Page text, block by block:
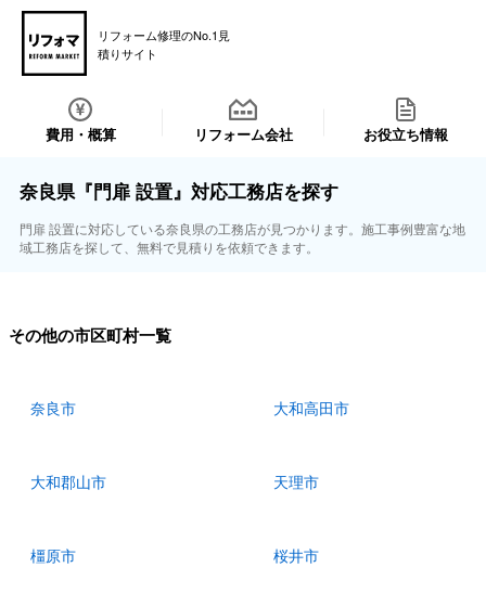
リフォーム修理のNo.1見
積りサイト
費用・概算 リフォーム会社 お役立ち情報
奈良県『門扉 設置』対応工務店を探す
門扉 設置に対応している奈良県の工務店が見つかります。施工事例豊富な地
域工務店を探して、無料で見積りを依頼できます。
その他の市区町村一覧
奈良市 大和高田市
大和郡山市 天理市
橿原市 桜井市